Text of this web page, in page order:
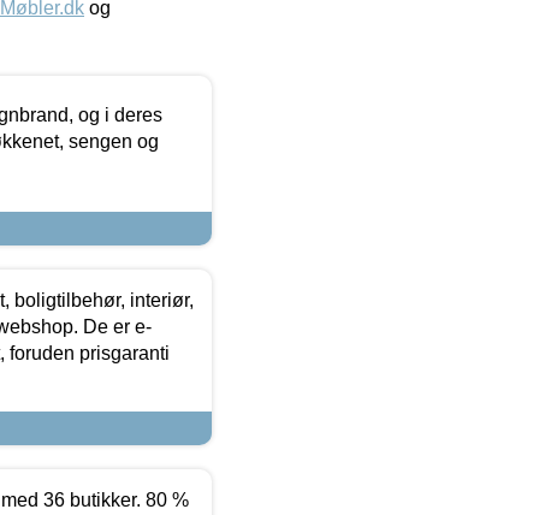
og
og i deres
sengen og
boligtilbehør, interiør,
De er e-
foruden prisgaranti
36 butikker. 80 %